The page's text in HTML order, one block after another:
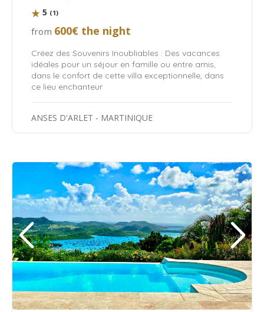
5 (1)
from 600€ the night
Créez des Souvenirs Inoubliables : Des vacances
idéales pour un séjour en famille ou entre amis,
dans le confort de cette villa exceptionnelle, dans
ce lieu enchanteur
ANSES D'ARLET - MARTINIQUE